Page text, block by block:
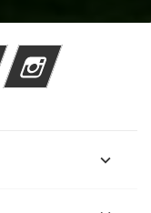
YouTube Instagram
